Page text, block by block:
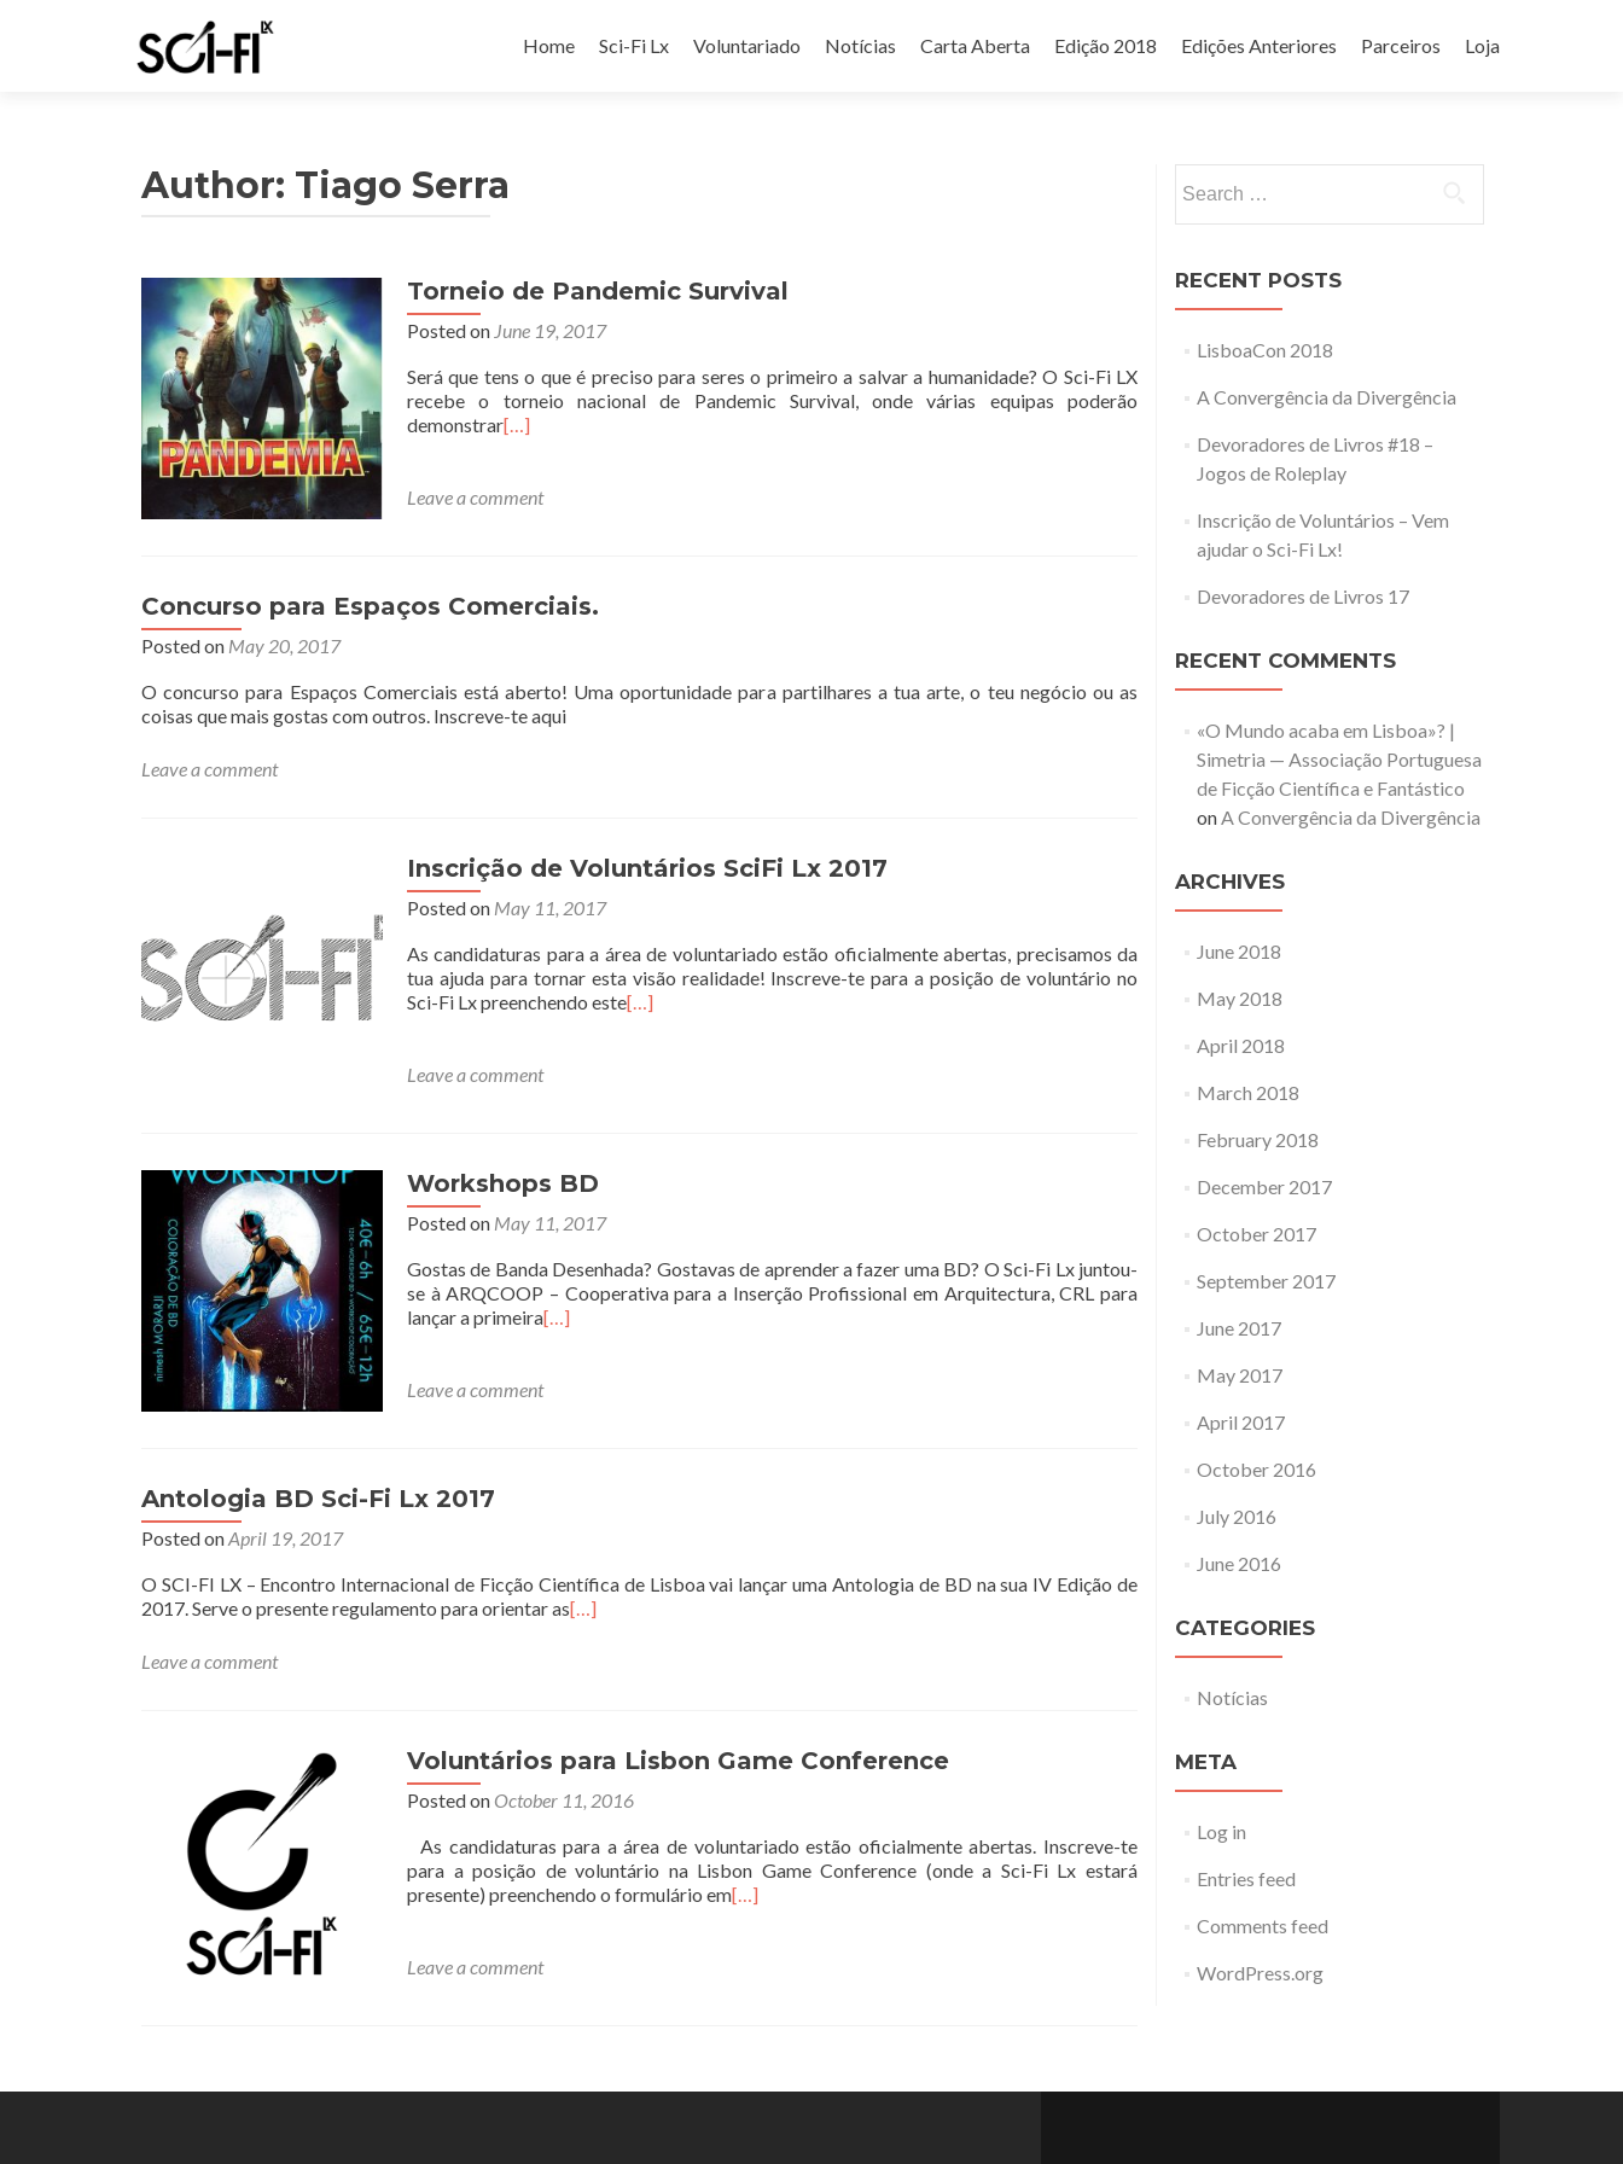
to
Home Sci-Fi Lx Voluntariado Notícias Carta Aberta Edição 2018 Edições Anteriores Parceiros Loja
Author: Tiago Serra
Torneio de Pandemic Survival
Posted on June 19, 2017
Será que tens o que é preciso para seres o primeiro a salvar a humanidade? O Sci-Fi LX
recebe o torneio nacional de Pandemic Survival, onde várias equipas poderão
demonstrar[…]
Leave a comment
Concurso para Espaços Comerciais.
Posted on May 20, 2017
O concurso para Espaços Comerciais está aberto! Uma oportunidade para partilhares a tua arte, o teu negócio ou as
coisas que mais gostas com outros. Inscreve-te aqui
Leave a comment
Inscrição de Voluntários SciFi Lx 2017
Posted on May 11, 2017
As candidaturas para a área de voluntariado estão oficialmente abertas, precisamos da
tua ajuda para tornar esta visão realidade! Inscreve-te para a posição de voluntário no
Sci-Fi Lx preenchendo este[…]
Leave a comment
Workshops BD
Posted on May 11, 2017
Gostas de Banda Desenhada? Gostavas de aprender a fazer uma BD? O Sci-Fi Lx juntou-
se à ARQCOOP – Cooperativa para a Inserção Profissional em Arquitectura, CRL para
lançar a primeira[…]
Leave a comment
Antologia BD Sci-Fi Lx 2017
Posted onApril 19, 2017
O SCI-FI LX – Encontro Internacional de Ficção Científica de Lisboa vai lançar uma Antologia de BD na sua IV Edição de
2017. Serve o presente regulamento para orientar as[…]
Leave a comment
Voluntários para Lisbon Game Conference
Posted on October 11, 2016
As candidaturas para a área de voluntariado estão oficialmente abertas. Inscreve-te
para a posição de voluntário na Lisbon Game Conference (onde a Sci-Fi Lx estará
presente) preenchendo o formulário em[…]
Leave a comment
Posts
for:
RECENT POSTS
LisboaCon 2018
A Convergência da Divergência
Devoradores de Livros #18 –
Jogos de Roleplay
Inscrição de Voluntários – Vem
ajudar o Sci-Fi Lx!
Devoradores de Livros 17
RECENT COMMENTS
«O Mundo acaba em Lisboa»? |
Simetria — Associação Portuguesa
de Ficção Científica e Fantástico
onA Convergência da Divergência
ARCHIVES
June 2018
May 2018
April 2018
March 2018
February 2018
December 2017
October 2017
September 2017
June 2017
May 2017
April 2017
October 2016
July 2016
June 2016
CATEGORIES
Notícias
META
Log in
Entries feed
Comments feed
WordPress.org